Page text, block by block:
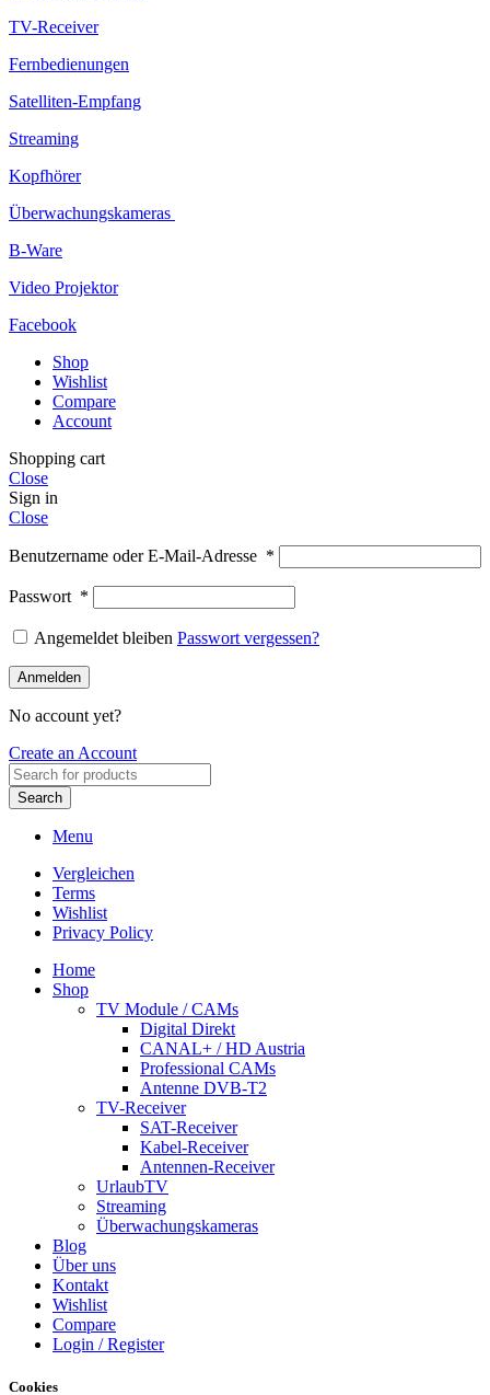
TV-Receiver
Fernbedienungen
Satelliten-Empfang
Streaming
Kopfhörer
Überwachungskameras
B-Ware
Video Projektor
Facebook
Shop
Wishlist
Compare
Account
Shopping cart
Close
Sign in
Close
Benutzername oder E-Mail-Adresse *
Passwort *
Angemeldet bleiben Passwort vergessen?
Anmelden
No account yet?
Create an Account
Search
Menu
Vergleichen
Terms
Wishlist
Privacy Policy
Home
Shop
TV Module / CAMs
Digital Direkt
CANAL+ / HD Austria
Professional CAMs
Antenne DVB-T2
TV-Receiver
SAT-Receiver
Kabel-Receiver
Antennen-Receiver
UrlaubTV
Streaming
Überwachungskameras
Blog
Über uns
Kontakt
Wishlist
Compare
Login / Register
Cookies